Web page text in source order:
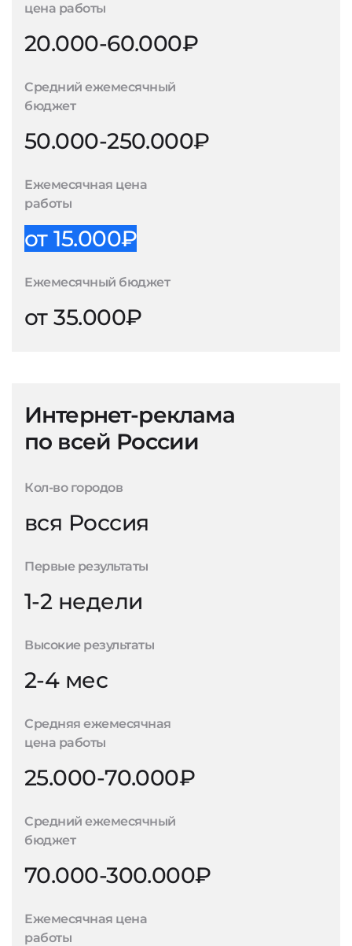
цена работы
20.000-60.000₽
Средний ежемесячный
бюджет
50.000-250.000₽
Ежемесячная цена
работы
от 15.000₽
Ежемесячный бюджет
от 35.000₽
Интернет-реклама
по всей России
Кол-во городов
вся Россия
Первые результаты
1-2 недели
Высокие результаты
2-4 мес
Средняя ежемесячная
цена работы
25.000-70.000₽
Средний ежемесячный
бюджет
70.000-300.000₽
Ежемесячная цена
работы